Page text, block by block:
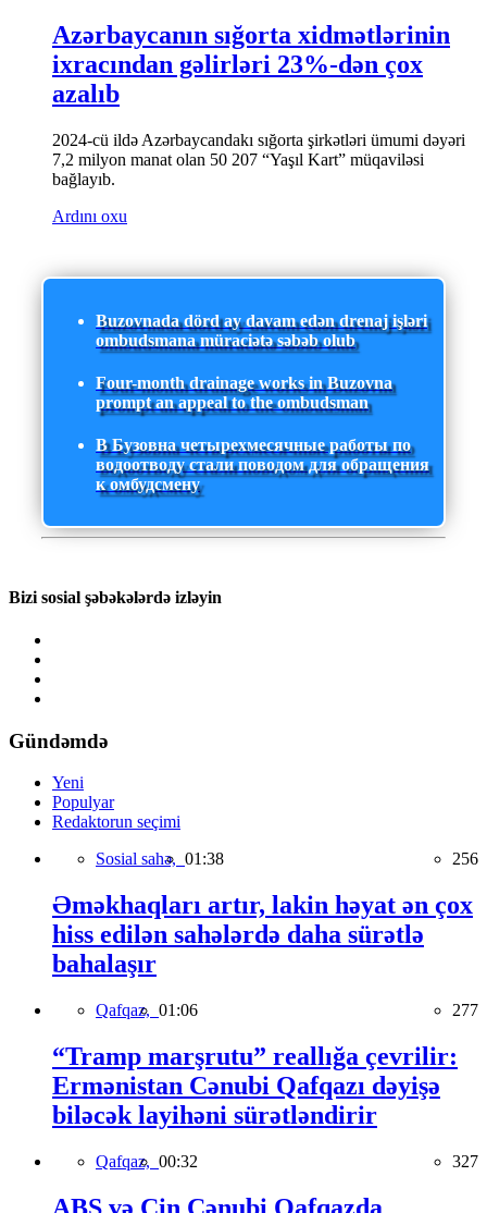
Azərbaycanın sığorta xidmətlərinin
ixracından gəlirləri 23%-dən çox
azalıb
2024-cü ildə Azərbaycandakı sığorta şirkətləri ümumi dəyəri
7,2 milyon manat olan 50 207 “Yaşıl Kart” müqaviləsi
bağlayıb.
Ardını oxu
Buzovnada dörd ay davam edən drenaj işləri
ombudsmana müraciətə səbəb olub
Four-month drainage works in Buzovna
prompt an appeal to the ombudsman
В Бузовна четырехмесячные работы по
водоотводу стали поводом для обращения
к омбудсмену
Bizi sosial şəbəkələrdə izləyin
Gündəmdə
Yeni
Populyar
Redaktorun seçimi
Sosial sahə, 01:38 256
Əməkhaqları artır, lakin həyat ən çox
hiss edilən sahələrdə daha sürətlə
bahalaşır
Qafqaz, 01:06 277
“Tramp marşrutu” reallığa çevrilir:
Ermənistan Cənubi Qafqazı dəyişə
biləcək layihəni sürətləndirir
Qafqaz, 00:32 327